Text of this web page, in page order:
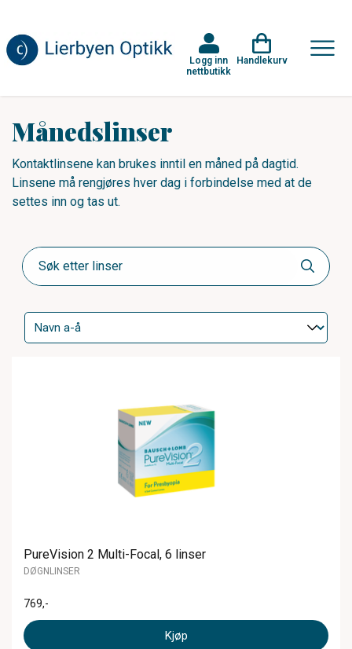
Logg inn
nettbutikk
Handlekurv
Månedslinser
Kontaktlinsene kan brukes inntil en måned på dagtid.
Linsene må rengjøres hver dag i forbindelse med at de
settes inn og tas ut.
PureVision 2 Multi-Focal, 6 linser
DØGNLINSER
769,-
Kjøp